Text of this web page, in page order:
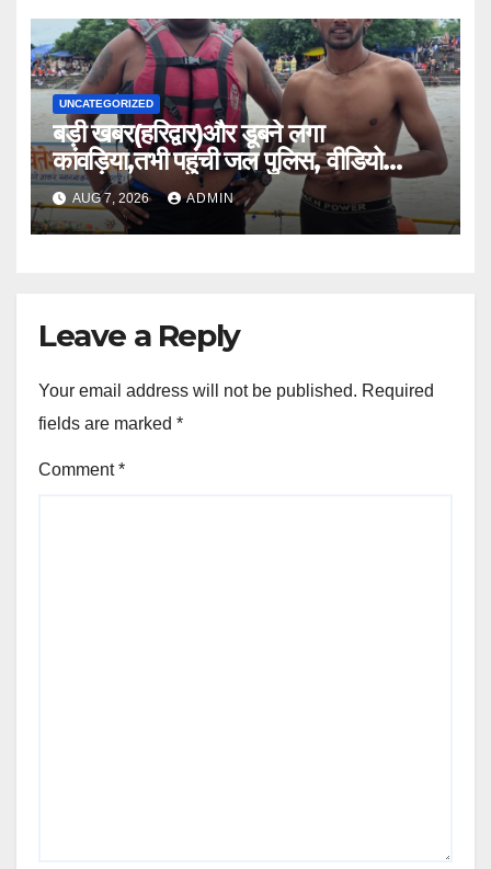
UNCATEGORIZED
बड़ी खबर(हरिद्वार)और डूबने लगा
कांवड़िया,तभी पहुंची जल पुलिस, वीडियो
वायरल।।
AUG 7, 2026 ADMIN
Leave a Reply
Your email address will not be published. Required
fields are marked *
Comment*